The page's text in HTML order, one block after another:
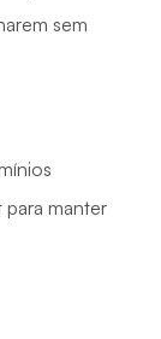
sem
manter